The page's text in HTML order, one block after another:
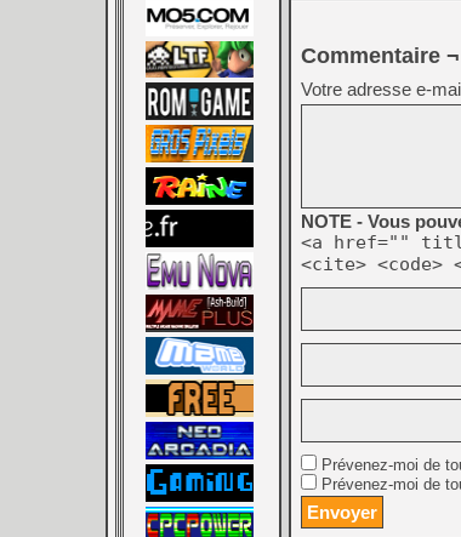
Commentaire ¬
Votre adresse e-
NOTE - Vous
<a href=""
<cite> <code>
Prévenez-moi de
Prévenez-moi de